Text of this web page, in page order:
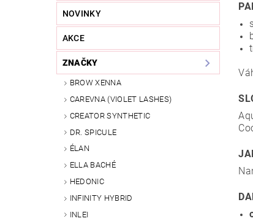
NOVINKY
AKCE
ZNAČKY
BROW XENNA
CAREVNA (VIOLET LASHES)
CREATOR SYNTHETIC
DR. SPICULE
ÉLAN
ELLA BACHÉ
HEDONIC
INFINITY HYBRID
INLEI